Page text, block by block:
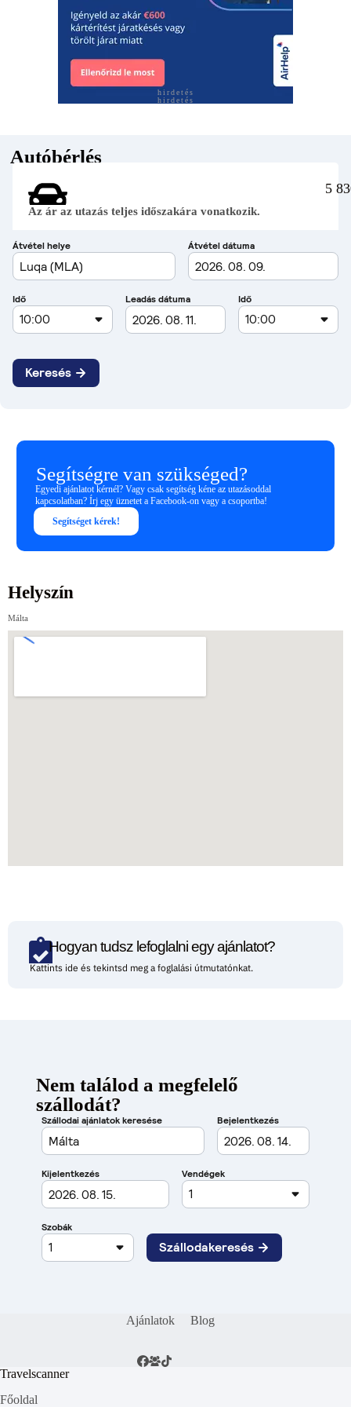
hirdetés
hirdetés
Autóbérlés
5
Az ár az utazás teljes időszakára vonatkozik.
Segítségre van szükséged?
Egyedi ajánlatot kérnél? Vagy csak segítség kéne az utazásoddal
kapcsolatban? Írj egy üznetet a Facebook-on vagy a csoportba!
Segítséget kérek!
Helyszín
Málta
Hogyan tudsz lefoglalni egy ajánlatot?
Kattints ide és tekintsd meg a foglalási útmutatónkat.
Nem találod a megfelelő
szállodát?
Ajánlatok Blog
Travelscanner
Főoldal